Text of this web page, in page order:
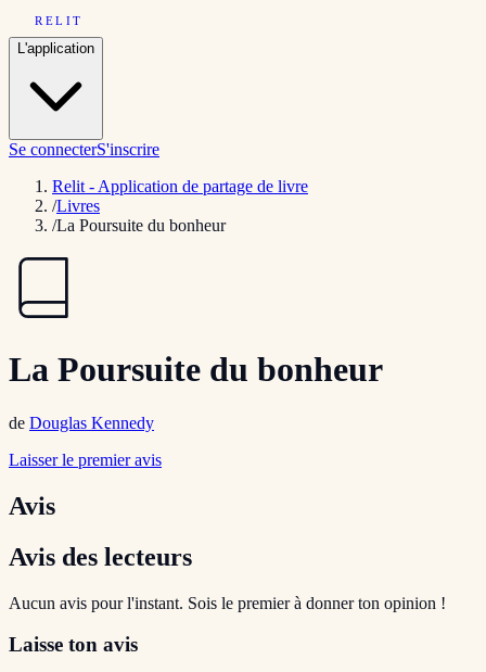
RELIT
L'application
Se connecterS'inscrire
Relit - Application de partage de livre
/Livres
/La Poursuite du bonheur
La Poursuite du bonheur
de Douglas Kennedy
Laisser le premier avis
Avis
Avis des lecteurs
Aucun avis pour l'instant. Sois le premier à donner ton opinion !
Laisse ton avis